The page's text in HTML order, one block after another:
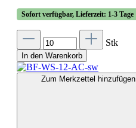
Sofort verfügbar, Lieferzeit: 1-3 Tage
Stk
In den Warenkorb
Zum Merkzettel hinzufügen